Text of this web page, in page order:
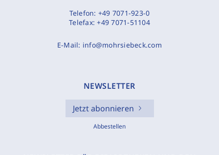
Telefon: +49 7071-923-0
Telefax:+49 7071-51104
E-Mail: info@mohrsiebeck.com
NEWSLETTER
Jetzt abonnieren
Abbestellen